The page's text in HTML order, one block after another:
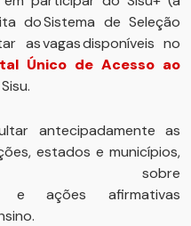
do Sistema de Seleção
as vagas disponíveis no
Único de Acesso ao
antecipadamente as
estados e municípios,
detalhes sobre
e ações afirmativas